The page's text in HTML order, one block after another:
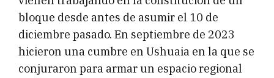
bloque desde antes de asumir el 10 de
diciembre pasado. En septiembre de 2023
hicieron una cumbre en Ushuaia en la que se
conjuraron para armar un espacio regional